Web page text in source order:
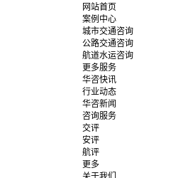
网站首页
案例中心
城市交通咨询
公路交通咨询
航道水运咨询
更多服务
华咨快讯
行业动态
华咨新闻
咨询服务
交评
安评
航评
更多